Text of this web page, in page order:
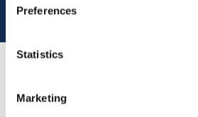
Preferences
Statistics
Marketing
Samenvatting